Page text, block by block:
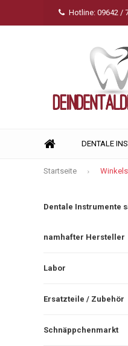
Hotline: 09642 /
DENTALE
Startseite
Dentale Instrumente
namhafter Hersteller
Labor
Ersatzteile / Zubehör
Schnäppchenmarkt